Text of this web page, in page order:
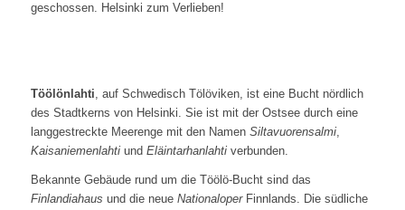
geschossen. Helsinki zum Verlieben!
Töölönlahti, auf Schwedisch Tölöviken, ist eine Bucht nördlich
des Stadtkerns von Helsinki. Sie ist mit der Ostsee durch eine
langgestreckte Meerenge mit den Namen Siltavuorensalmi,
Kaisaniemenlahtiund Eläintarhanlahtiverbunden.
Bekannte Gebäude rund um die Töölö-Bucht sind das
Finlandiahaus und die neue NationaloperFinnlands. Die südliche